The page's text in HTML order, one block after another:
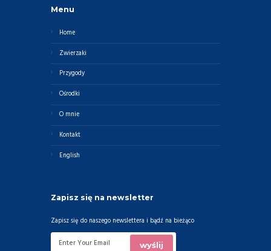
Menu
Home
Zwierzaki
Przygody
Ośrodki
O mnie
Kontakt
English
Zapisz się na newsletter
Zapisz się do naszego newslettera i bądź na bieżąco